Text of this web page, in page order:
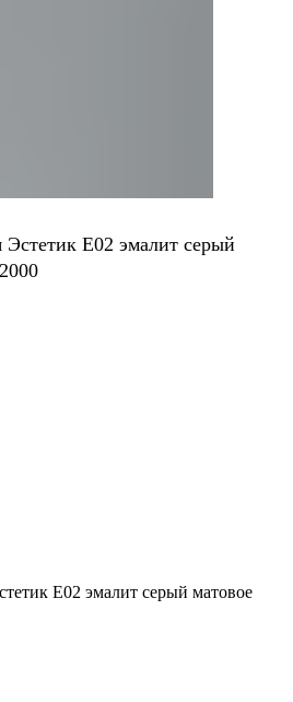
E02 эмалит серый
E02 эмалит серый матовое